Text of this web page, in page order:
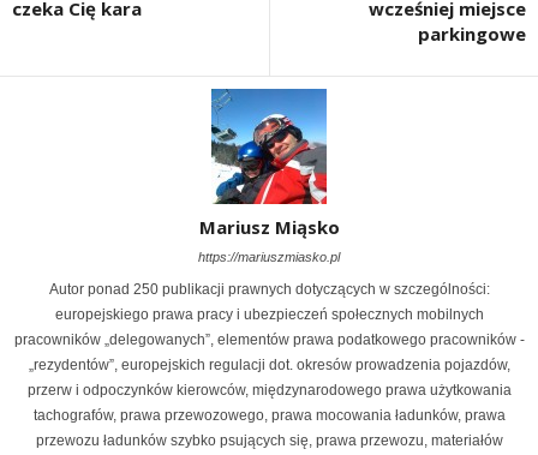
czeka Cię kara
wcześniej miejsce
parkingowe
Mariusz Miąsko
https://mariuszmiasko.pl
Autor ponad 250 publikacji prawnych dotyczących w szczególności:
europejskiego prawa pracy i ubezpieczeń społecznych mobilnych
pracowników „delegowanych”, elementów prawa podatkowego pracowników -
„rezydentów”, europejskich regulacji dot. okresów prowadzenia pojazdów,
przerw i odpoczynków kierowców, międzynarodowego prawa użytkowania
tachografów, prawa przewozowego, prawa mocowania ładunków, prawa
przewozu ładunków szybko psujących się, prawa przewozu, materiałów